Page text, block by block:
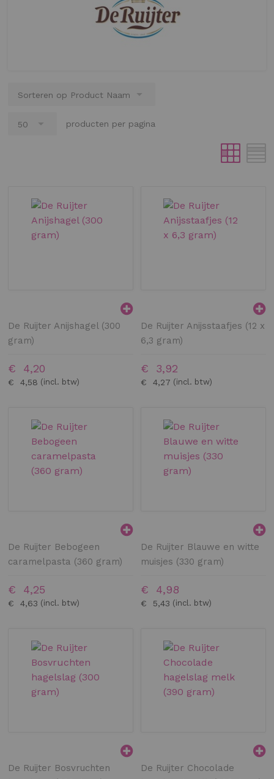
producten per pagina
De Ruijter Anijshagel (300
gram)
€ 4,58
€ 4,20
De Ruijter Anijsstaafjes (12 x
6,3 gram)
€ 4,27
€ 3,92
De Ruijter Bebogeen
caramelpasta (360 gram)
€ 4,63
€ 4,25
De Ruijter Blauwe en witte
muisjes (330 gram)
€ 5,43
€ 4,98
De Ruijter Bosvruchten
De Ruijter Chocolade